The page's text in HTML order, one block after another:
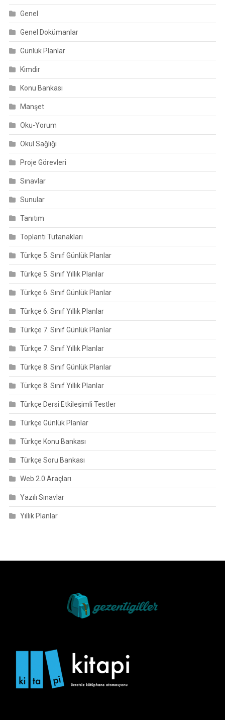
Genel
Genel Dokümanlar
Günlük Planlar
Kimdir
Konu Bankası
Manşet
Oku-Yorum
Okul Sağlığı
Proje Görevleri
Sınavlar
Sunular
Tanıtım
Toplantı Tutanakları
Türkçe 5. Sınıf Günlük Planlar
Türkçe 5. Sınıf Yıllık Planlar
Türkçe 6. Sınıf Günlük Planlar
Türkçe 6. Sınıf Yıllık Planlar
Türkçe 7. Sınıf Günlük Planlar
Türkçe 7. Sınıf Yıllık Planlar
Türkçe 8. Sınıf Günlük Planlar
Türkçe 8. Sınıf Yıllık Planlar
Türkçe Dersi Etkileşimli Testler
Türkçe Günlük Planlar
Türkçe Konu Bankası
Türkçe Soru Bankası
Web 2.0 Araçları
Yazılı Sınavlar
Yıllık Planlar